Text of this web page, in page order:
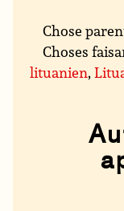
Chose
Choses
lituanien,